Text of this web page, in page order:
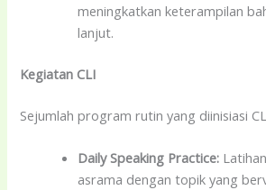
meningkatkan keterampilan
lanjut.
Kegiatan CLI
Sejumlah program rutin yang diinisiasi
Daily Speaking Practice:
asrama dengan topik yang